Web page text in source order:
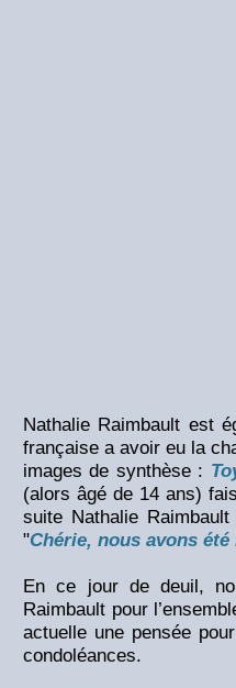
Nathalie Raimbault est
française a avoir eu la
images de synthèse :
(alors âgé de 14 ans)
suite Nathalie
"Chérie, nous avons
En ce jour de deuil,
Raimbault pour
actuelle une pensée
condoléances.